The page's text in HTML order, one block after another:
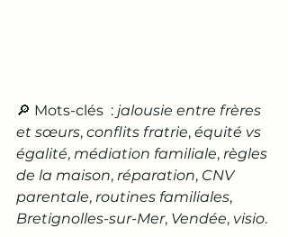
🔎 Mots-clés  : jalousie entre frères
et sœurs, conflits fratrie, équité vs
égalité, médiation familiale, règles
de la maison, réparation, CNV
parentale, routines familiales,
Bretignolles-sur-Mer, Vendée, visio.